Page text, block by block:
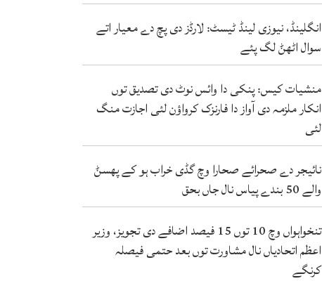
انگلینڈ، نیوزی لینڈ ٹیسٹ: لارڈز دی پچ دے معیار اتے
سوال اٹھݨ لگ پئے
منشیات کیس: پنکی دا وائس نوٹ دی تصدیق توں
انکار ملزمہ دی آواز دا فارنزک کرواؤن لئی اجازت منگ
لئی
نائیجر دے صحرائے صحارا وچ گڈی خراب ہو کے پھسݨ
والے 50 بندے پیاس نال جاں بحق
تنخواہواں وچ 10 توں 15 فیصد اضافے دی تجویز، وزیر
اعظم اتحادیاں نال مشاورت توں بعد حتمی فیصلہ
کرنگے